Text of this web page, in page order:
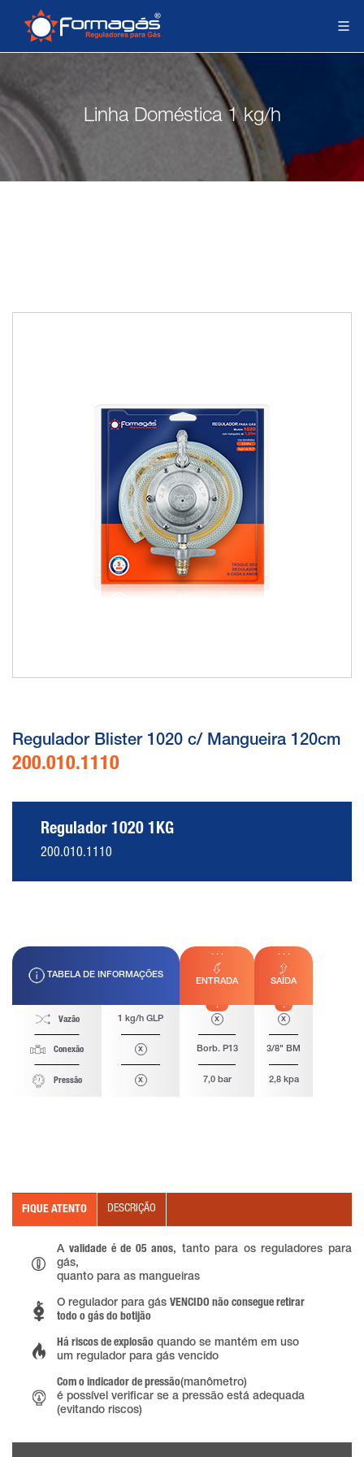
Linha Doméstica 1 kg/h
Regulador Blister 1020 c/ Mangueira 120cm
200.010.1110
Regulador 1020 1KG
200.010.1110
TABELA DE INFORMAÇÕES
ENTRADA SAÍDA
Vazão 1 kg/h GLP x x
Conexão x Borb. P13 3/8" BM
Pressão x 7,0 bar 2,8 kpa
FIQUE ATENTO DESCRIÇÃO
Avalidade é de 05 anos, tanto para os reguladores para
gás,
quanto para as mangueiras
O regulador para gás VENCIDO não consegue retirar
todo o gás do botijão
Há riscos de explosão quando se mantém em uso
um regulador para gás vencido
Com o indicador de pressão(manômetro)
é possível verificar se a pressão está adequada
(evitando riscos)